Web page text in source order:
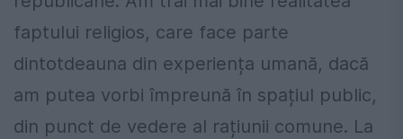
faptului religios, care face parte
dintotdeauna din experiența umană, dacă
am putea vorbi împreună în spațiul public,
din punct de vedere al rațiunii comune. La